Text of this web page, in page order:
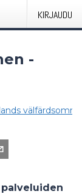
KIRJAUDU
-